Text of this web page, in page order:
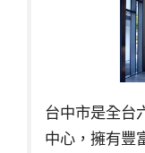
台中市是全台
中心，擁有豐